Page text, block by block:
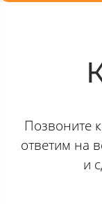
Позвоните
ответим на
и